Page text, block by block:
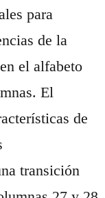
para
de la
el alfabeto
El
de
transición